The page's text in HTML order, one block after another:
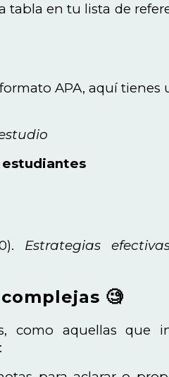
tabla en tu lista de
APA, aquí tienes
Estrategias
🧐
como aquellas que